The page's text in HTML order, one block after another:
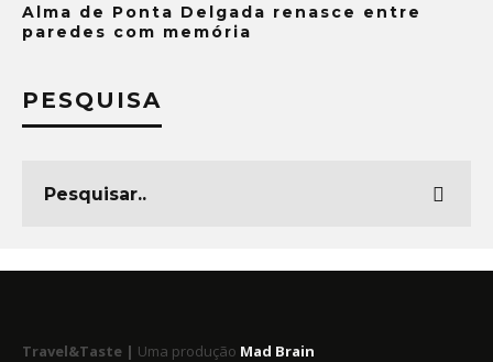
Alma de Ponta Delgada renasce entre
paredes com memória
PESQUISA
Travel&Taste | Uma produção Mad Brain